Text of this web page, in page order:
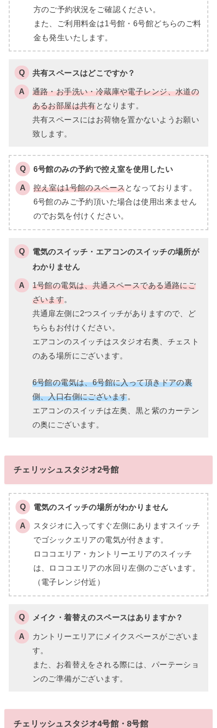
方のご予約状況をご確認ください。
また、ご利用料金は1号館・6号館どちらのご料
金も発生いたします。
共有スペースはどこですか？
通路・お手洗い・冷蔵庫や電子レンジ、水道の
あるお部屋は共有となります。
共有スペースにはお荷物を置かないようお願い
致します。
6号館のみの予約で控え室を使用したい
控え室は1号館のスペースとなっております。
6号館のみご予約頂いた場合は使用出来ません
のでお気を付けください。
電気のスイッチ・エアコンのスイッチの場所が
わかりません
1号館の電気は、共通スペースである通路にご
ざいます。
共通扉左側に2つスイッチがありますので、ど
ちらもお付けください。
エアコンのスイッチはスタジオ右奥、チェスト
のある場所にございます。
6号館の電気は、6号館に入って頂きドアの裏
側、入口右側にございます。
エアコンのスイッチは左奥、黒と紫のカーテン
の奥にございます。
チェリッシュスタジオ2号館
電気のスイッチの場所がわかりません
スタジオに入ってすぐ左側にありますスイッチ
でゴシックエリアの電気が付きます。
ロココエリア・カントリーエリアのスイッチ
は、ロココエリアの水回り左側のございます。
（電子レンジ付近）
メイク・着替えのスペースはありますか？
カントリーエリアにメイクスペースがございま
す。
また、お着替えをされる際には、パーテーショ
ンのご準備がございます。
チェリッシュスタジオ4号館・8号館